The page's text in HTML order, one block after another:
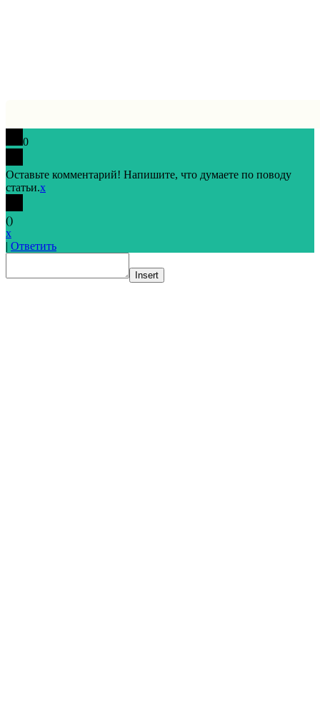
0
Оставьте комментарий! Напишите, что думаете по поводу
статьи.x
()
x
| Ответить
Insert